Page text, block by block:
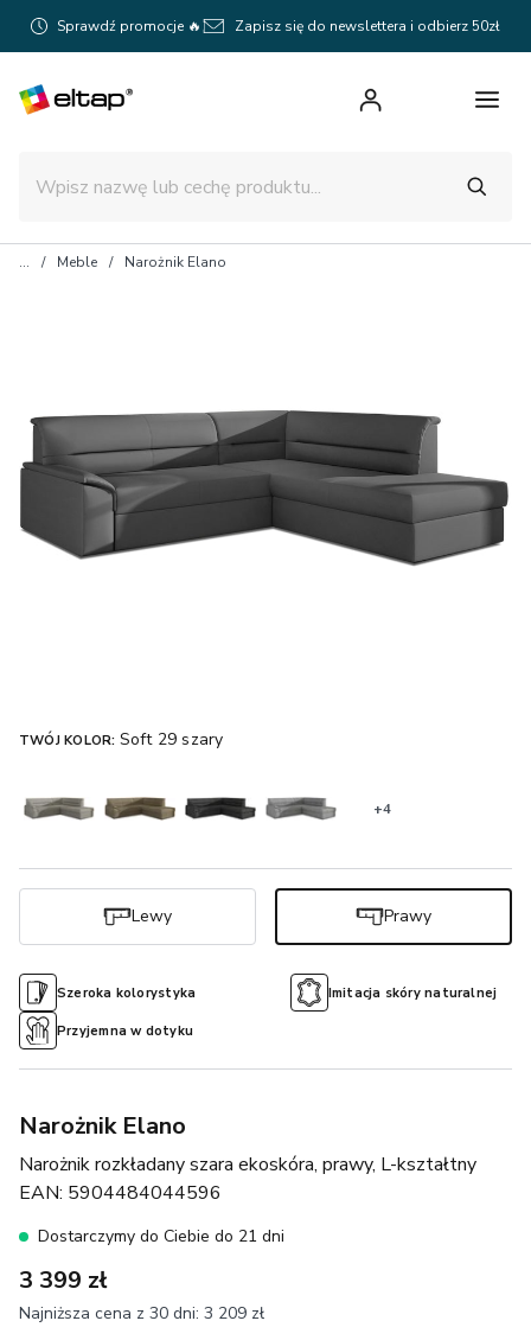
Sprawdź promocje 🔥 Zapisz się do newslettera i odbierz 50zł
Meble Narożnik Elano
Narożnik Elano
Narożnik rozkładany szara ekoskóra, prawy, L-kształtny
EAN: 5904484044596
Dostarczymy do Ciebie do 21 dni
3 399 zł
Najniższa cena z 30 dni: 3 209 zł
TWÓJ KOLOR: Soft 29 szary
Szeroka kolorystyka Imitacja skóry naturalnej
Przyjemna w dotyku
+4
Lewy Prawy